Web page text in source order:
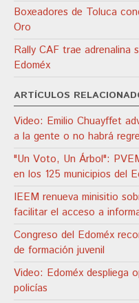
Boxeadores de Toluca
Oro
Rally CAF trae adrenalina
Edoméx
ARTÍCULOS
Video: Emilio Chuayffet
a la gente o no habrá
"Un Voto, Un Árbol":
en los 125 municipios del
IEEM renueva minisitio
facilitar el acceso a
Congreso del Edoméx
de formación juvenil
Video: Edoméx despliega
policías